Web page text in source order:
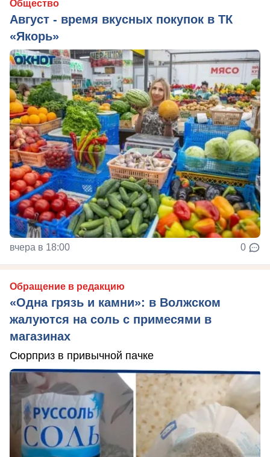
Общество
Август - время вкусных покупок в ТК
«Якорь»
вчера в 18:00 0
Обращение в редакцию
«Одна грязь и камни»: в Волжском
жалуются на соль с примесями в
магазинах
Сюрприз в привычной пачке